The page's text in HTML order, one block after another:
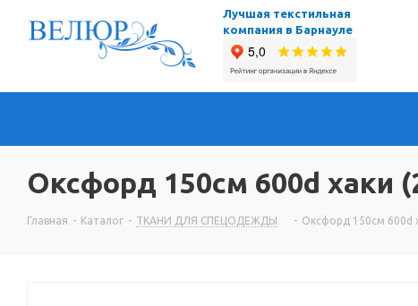
Лучшая текстильная
компания в Барнауле
Оксфорд 150см 600d хаки
Главная - Каталог - ТКАНИ ДЛЯ СПЕЦОДЕЖДЫ - Оксфорд 150см 600d